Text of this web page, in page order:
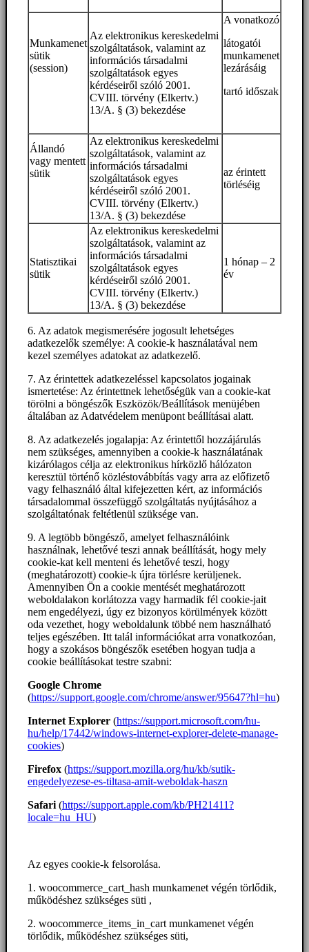
Munkamenet
sütik
(session)
Az elektronikus kereskedelmi
szolgáltatások, valamint az
információs társadalmi
szolgáltatások egyes
kérdéseiről szóló 2001.
CVIII. törvény (Elkertv.)
13/A. § (3) bekezdése
A vonatkozó
látogatói
munkamenet
lezárásáig
tartó időszak
Állandó
vagy mentett
sütik
Az elektronikus kereskedelmi
szolgáltatások, valamint az
információs társadalmi
szolgáltatások egyes
kérdéseiről szóló 2001.
CVIII. törvény (Elkertv.)
13/A. § (3) bekezdése
az érintett
törléséig
Statisztikai
sütik
Az elektronikus kereskedelmi
szolgáltatások, valamint az
információs társadalmi
szolgáltatások egyes
kérdéseiről szóló 2001.
CVIII. törvény (Elkertv.)
13/A. § (3) bekezdése
1 hónap – 2
év
6. Az adatok megismerésére jogosult lehetséges
adatkezelők személye: A cookie-k használatával nem
kezel személyes adatokat az adatkezelő.
7. Az érintettek adatkezeléssel kapcsolatos jogainak
ismertetése: Az érintettnek lehetőségük van a cookie-kat
törölni a böngészők Eszközök/Beállítások menüjében
általában az Adatvédelem menüpont beállításai alatt.
8. Az adatkezelés jogalapja: Az érintettől hozzájárulás
nem szükséges, amennyiben a cookie-k használatának
kizárólagos célja az elektronikus hírközlő hálózaton
keresztül történő közléstovábbítás vagy arra az előfizető
vagy felhasználó által kifejezetten kért, az információs
társadalommal összefüggő szolgáltatás nyújtásához a
szolgáltatónak feltétlenül szüksége van.
9. A legtöbb böngésző, amelyet felhasználóink
használnak, lehetővé teszi annak beállítását, hogy mely
cookie-kat kell menteni és lehetővé teszi, hogy
(meghatározott) cookie-k újra törlésre kerüljenek.
Amennyiben Ön a cookie mentését meghatározott
weboldalakon korlátozza vagy harmadik fél cookie-jait
nem engedélyezi, úgy ez bizonyos körülmények között
oda vezethet, hogy weboldalunk többé nem használható
teljes egészében. Itt talál információkat arra vonatkozóan,
hogy a szokásos böngészők esetében hogyan tudja a
cookie beállításokat testre szabni:
Google Chrome
(https://support.google.com/chrome/answer/95647?hl=hu)
Internet Explorer (https://support.microsoft.com/hu-
hu/help/17442/windows-internet-explorer-delete-manage-
cookies)
Firefox (https://support.mozilla.org/hu/kb/sutik-
engedelyezese-es-tiltasa-amit-weboldak-haszn
Safari (https://support.apple.com/kb/PH21411?
locale=hu_HU)
Az egyes cookie-k felsorolása.
1. woocommerce_cart_hash munkamenet végén törlődik,
működéshez szükséges süti ,
2. woocommerce_items_in_cart munkamenet végén
törlődik, működéshez szükséges süti,